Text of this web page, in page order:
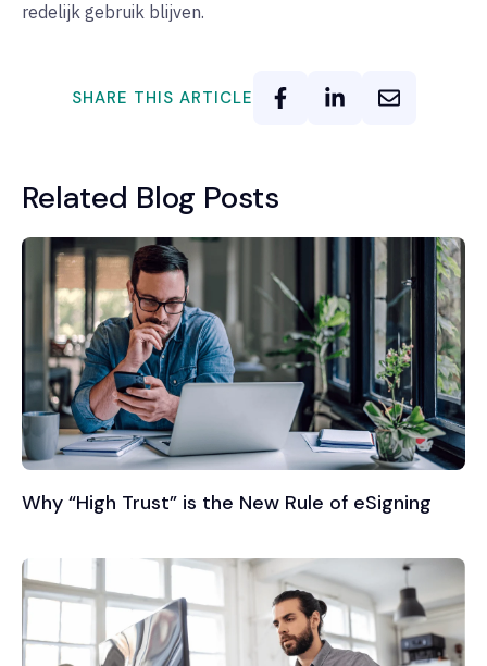
redelijk gebruik blijven.
SHARE THIS ARTICLE
Related Blog Posts
Why “High Trust” is the New Rule of eSigning